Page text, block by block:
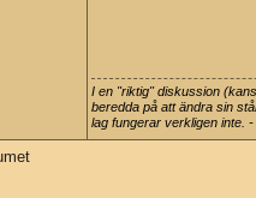
I en "riktig" diskussion
beredda på att ändra sin
lag fungerar verkligen inte.